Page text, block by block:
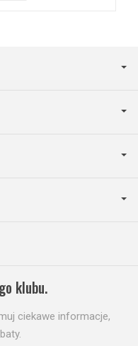
klubu.
ciekawe informacje,